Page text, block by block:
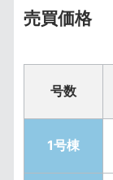
売買価格
号数
1号棟